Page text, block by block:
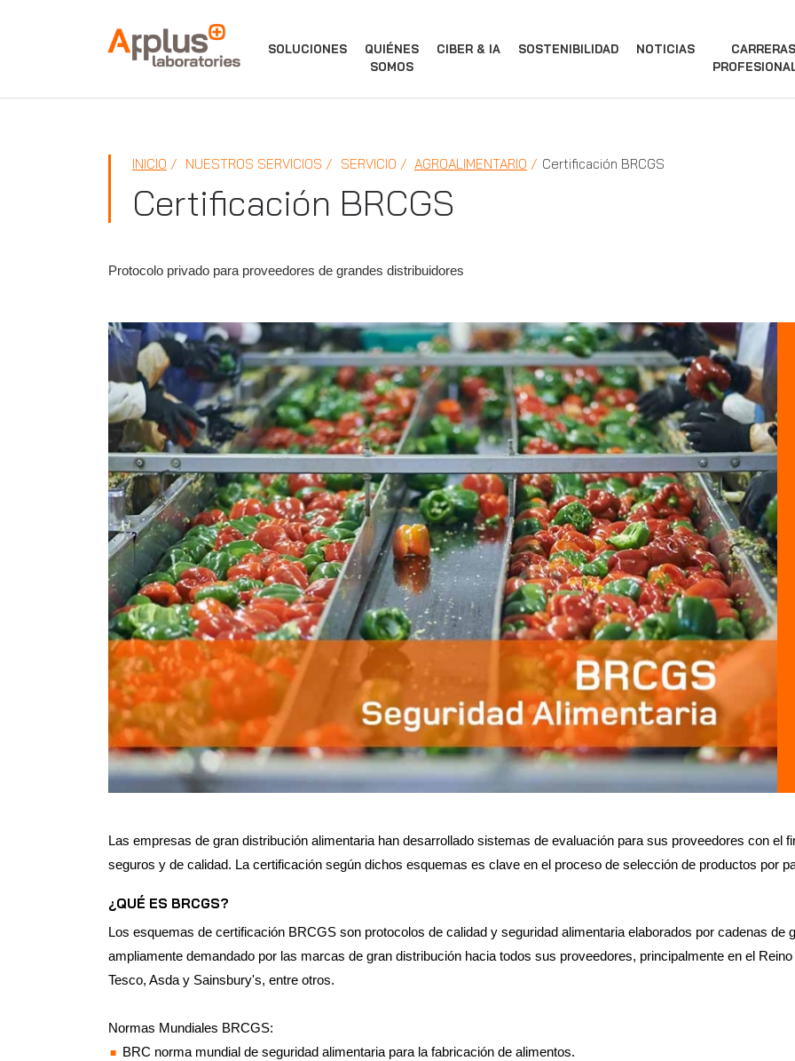
APPLUS+ SOLUCIONES
QUIÉNES
SOMOS
CIBER & IA SOSTENIBILIDAD NOTICIAS
CARRERAS
INICIO NUESTROS SERVICIOS SERVICIO AGROALIMENTARIO Certificación BRCGS
Certificación BRCGS
Protocolo privado para proveedores de grandes distribuidores
Las empresas de gran distribución alimentaria han desarrollado sistemas de evaluación para sus proveedores con el
seguros y de calidad. La certificación según dichos esquemas es clave en el proceso de selección de productos por
¿QUÉ ES BRCGS?
Los esquemas de certificación BRCGS son protocolos de calidad y seguridad alimentaria elaborados por cadenas de
ampliamente demandado por las marcas de gran distribución hacia todos sus proveedores, principalmente en el
Tesco, Asda y Sainsbury's, entre otros.
Normas Mundiales BRCGS:
BRC norma mundial de seguridad alimentaria para la fabricación de alimentos.